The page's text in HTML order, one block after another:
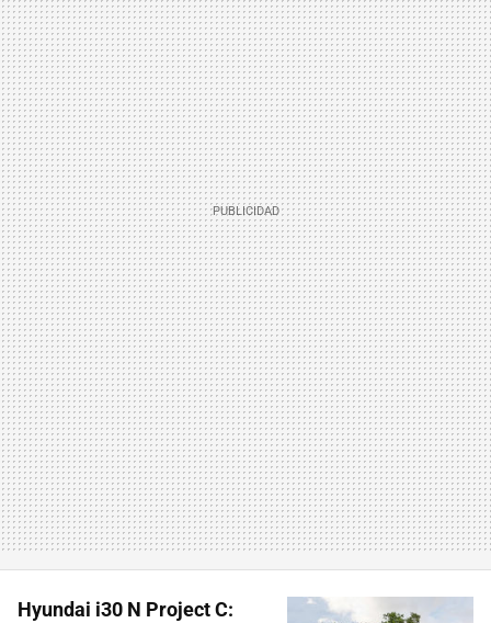
Hyundai i30 N Project C: